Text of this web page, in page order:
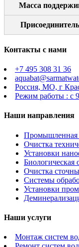
Масса
Контакты с нами
+7 495 308 31 36
Россия, МО, г
Режим работы : с
Наши направления
Промышленная
Очистка
Установки
Биологическая
Очистка
Системы
Установки
Наши услуги
Монтаж систем